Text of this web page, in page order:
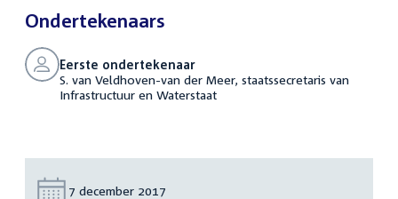
Ondertekenaars
Eerste ondertekenaar
S. van Veldhoven-van der Meer, staatssecretaris van
Infrastructuur en Waterstaat
Datum:
7 december 2017